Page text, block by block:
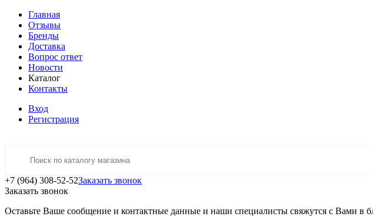
Главная
Отзывы
Бренды
Доставка
Вопрос ответ
Новости
Каталог
Контакты
Вход
Регистрация
+7 (964) 308-52-52Заказать звонок
Заказать звонок
Оставьте Ваше сообщение и контактные данные и наши специалисты свяжутся с Вами в